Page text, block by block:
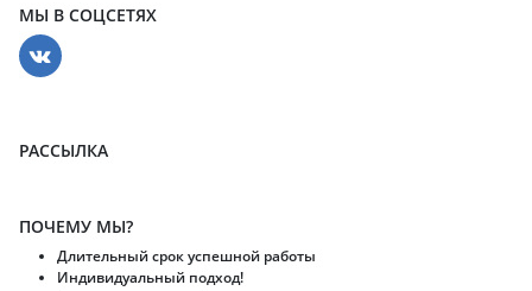
МЫ В СОЦСЕТЯХ
РАССЫЛКА
ПОЧЕМУ МЫ?
Длительный срок успешной работы
Индивидуальный подход!